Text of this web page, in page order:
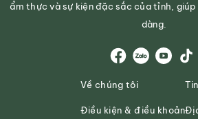
ẩm thực và sự kiện đặc sắc của tỉnh, giúp
dàng.
Về chúng tôi
Điều kiện & điều khoản